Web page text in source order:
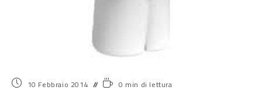
10 Febbraio 2014 0 min di lettura